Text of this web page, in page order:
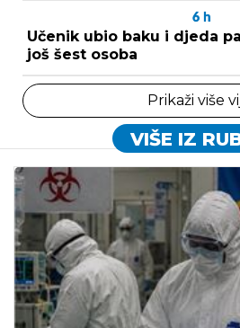
6 h
Učenik ubio baku i djeda
još šest osoba
Prikaži više
VIŠE IZ